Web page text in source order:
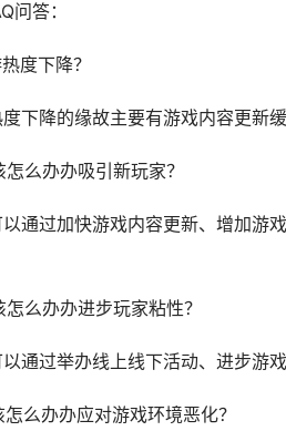
问答：
度下降？
下降的缘故主要有游戏内容更新
么办办吸引新玩家？
通过加快游戏内容更新、增加游
么办办进步玩家粘性？
通过举办线上线下活动、进步游
么办办应对游戏环境恶化？